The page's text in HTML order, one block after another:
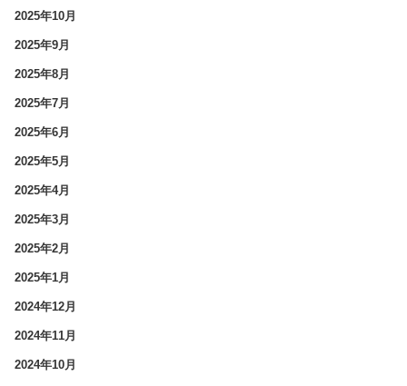
2025年10月
2025年9月
2025年8月
2025年7月
2025年6月
2025年5月
2025年4月
2025年3月
2025年2月
2025年1月
2024年12月
2024年11月
2024年10月